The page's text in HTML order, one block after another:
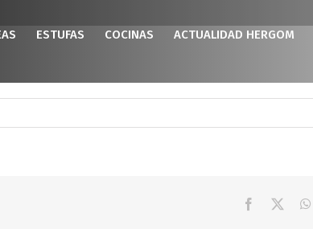
ESTUFAS COCINAS ACTUALIDAD HERGOM
Facebook